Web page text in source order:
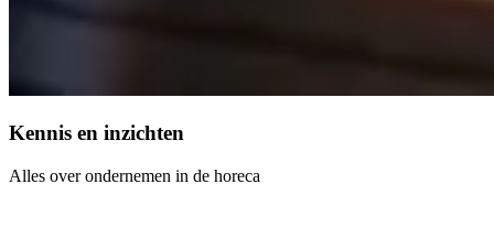
Kennis en inzichten
Alles over ondernemen in de horeca